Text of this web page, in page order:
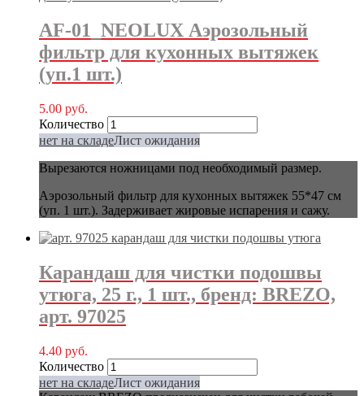
AF-01_NEOLUX Аэрозольный
фильтр для кухонных вытяжек
(уп.1 шт.)
5.00 руб.
Количество
нет на складеЛист ожидания
Вырезаются ножницами под необходимый размер.
Аэрозольный фильтр для кухонных вытяжек 55*47 см
(уп. 1 шт.). Задерживает жировые испарения и сажу.
Карандаш для чистки подошвы
утюга, 25 г., 1 шт., бренд: BREZO,
арт. 97025
4.40 руб.
Количество
нет на складеЛист ожидания